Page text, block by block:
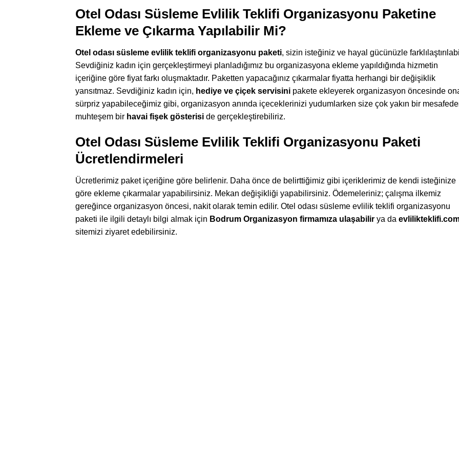
Otel Odası Süsleme Evlilik Teklifi Organizasyonu Paketine
Ekleme ve Çıkarma Yapılabilir Mi?
Otel odası süsleme evlilik teklifi organizasyonu paketi, sizin isteğiniz ve hayal gücünüzle
Sevdiğiniz kadın için gerçekleştirmeyi planladığımız bu organizasyona ekleme yapıldığında hizmetin
içeriğine göre fiyat farkı oluşmaktadır. Paketten yapacağınız çıkarmalar fiyatta herhangi bir değişiklik
yansıtmaz. Sevdiğiniz kadın için, hediye ve çiçek servisini pakete ekleyerek organizasyon öncesinde
sürpriz yapabileceğimiz gibi, organizasyon anında içeceklerinizi yudumlarken size çok yakın bir
muhteşem bir havai fişek gösterisi de gerçekleştirebiliriz.
Otel Odası Süsleme Evlilik Teklifi Organizasyonu Paketi
Ücretlendirmeleri
Ücretlerimiz paket içeriğine göre belirlenir. Daha önce de belirttiğimiz gibi içeriklerimiz de kendi isteğinize
göre ekleme çıkarmalar yapabilirsiniz. Mekan değişikliği yapabilirsiniz. Ödemeleriniz; çalışma ilkemiz
gereğince organizasyon öncesi, nakit olarak temin edilir. Otel odası süsleme evlilik teklifi organizasyonu
paketi ile ilgili detaylı bilgi almak için Bodrum Organizasyon firmamıza ulaşabilir ya da
sitemizi ziyaret edebilirsiniz.